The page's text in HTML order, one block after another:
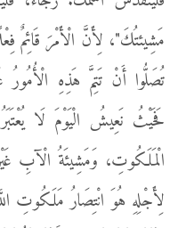
مَشِيئتُكَ"، لِأَنَّ الْأَمْرَ قَائِمٌ
تُصَلُّوا أَنْ تَتِمَّ هَذِهِ
فَحَيْثُ نَعِيشُ الْيَوْمَ لَا
الْمَلَكُوتِ، وَمَشِيئَةُ الْآبِ
لِأَجْلِهِ هُوَ انْتِصَارُ مَلَكُوتِ